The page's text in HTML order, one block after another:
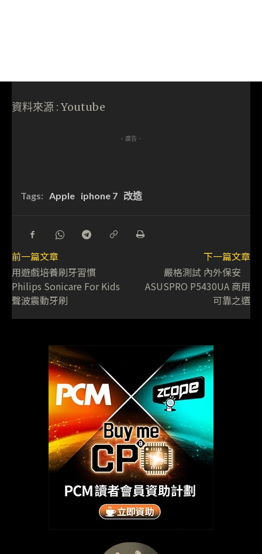
資料來源 : Youtube
- 廣告 -
Tags: Apple iphone 7 改造
前一篇文章
用遊戲培養刷牙習慣
Philips Sonicare For Kids
聲波震動牙刷
下一篇文章
嚴格測試 內外保安
ASUSPRO P5430UA 商用
可靠之選